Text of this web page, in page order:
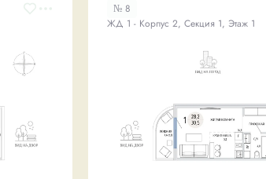
№ 8
ЖД 1 - Корпус 2, Секция 1, Этаж 1